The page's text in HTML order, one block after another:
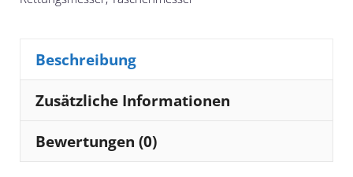
Beschreibung
Zusätzliche Informationen
Bewertungen (0)